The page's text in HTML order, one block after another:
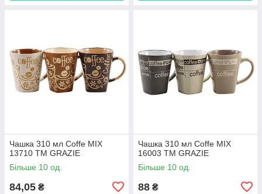
Чашка 310 мл Coffe MIX
13710 ТМ GRAZIE
Більше 10 од.
84,05 ₴
Чашка 310 мл Coffe MIX
16003 ТМ GRAZIE
Більше 10 од.
88 ₴